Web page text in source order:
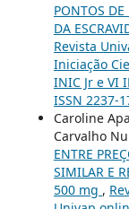
PONTOS
DA
Revista
Iniciação
INIC Jr e VI
ISSN 2237-
Caroline
Carvalho
ENTRE
SIMILAR E
500 mg ,